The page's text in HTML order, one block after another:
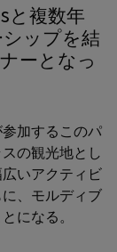
と複数年
ップを結
ーとなっ
加するこのパ
の観光地とし
いアクティビ
、モルディブ
になる。